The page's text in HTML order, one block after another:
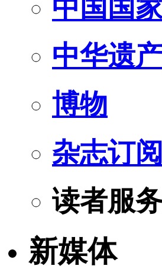
中国国
中华遗
博物
杂志订阅
读者服
新媒体